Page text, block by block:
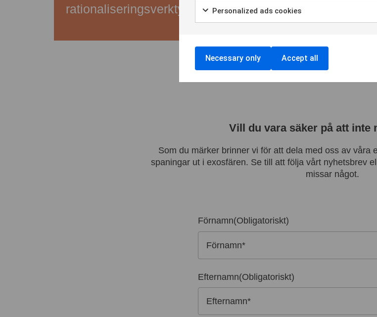
rationaliseringsverktyg.
Vill du vara säker på att inte
Som du märker brinner vi för att dela med oss av våra
spaningar ut i exosfären. Se till att följa vårt nyhetsbrev
missar något.
Förnamn(Obligatoriskt)
Efternamn(Obligatoriskt)
Personalized ads cookies
Necessary only Accept all